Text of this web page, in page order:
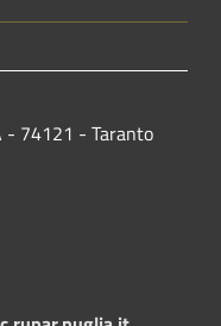
- 74121 - Taranto